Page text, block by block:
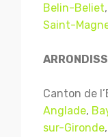
Belin-Beliet,
Saint-
Canton de
Anglade,
sur-Gironde,